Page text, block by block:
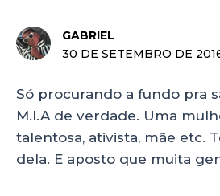
GABRIEL
30 DE SETEMBRO DE
Só procurando a fundo pra
M.I.A de verdade. Uma
talentosa, ativista, mãe etc.
dela. E aposto que muita